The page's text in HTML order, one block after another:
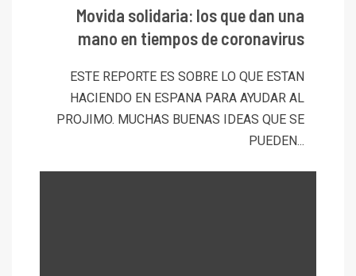
Movida solidaria: los que dan una
mano en tiempos de coronavirus
ESTE REPORTE ES SOBRE LO QUE ESTAN
HACIENDO EN ESPANA PARA AYUDAR AL
PROJIMO. MUCHAS BUENAS IDEAS QUE SE
PUEDEN...